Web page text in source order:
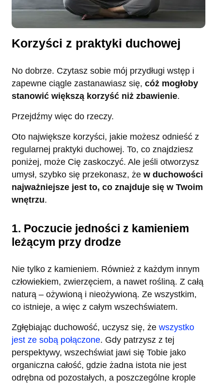
Korzyści z praktyki duchowej
No dobrze. Czytasz sobie mój przydługi wstęp i
zapewne ciągle zastanawiasz się, cóż mogłoby
stanowić większą korzyść niż zbawienie.
Przejdźmy więc do rzeczy.
Oto największe korzyści, jakie możesz odnieść z
regularnej praktyki duchowej. To, co znajdziesz
poniżej, może Cię zaskoczyć. Ale jeśli otworzysz
umysł, szybko się przekonasz, że w duchowości
najważniejsze jest to, co znajduje się w Twoim
wnętrzu.
1. Poczucie jedności z kamieniem
leżącym przy drodze
Nie tylko z kamieniem. Również z każdym innym
człowiekiem, zwierzęciem, a nawet rośliną. Z całą
naturą – ożywioną i nieożywioną. Ze wszystkim,
co istnieje, a więc z całym wszechświatem.
Zgłębiając duchowość, uczysz się, że wszystko
jest ze sobą połączone. Gdy patrzysz z tej
perspektywy, wszechświat jawi się Tobie jako
organiczna całość, gdzie żadna istota nie jest
odrębna od pozostałych, a poszczególne krople